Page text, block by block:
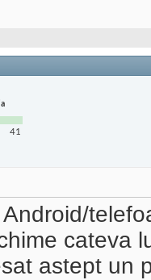
41
cateva
astept un